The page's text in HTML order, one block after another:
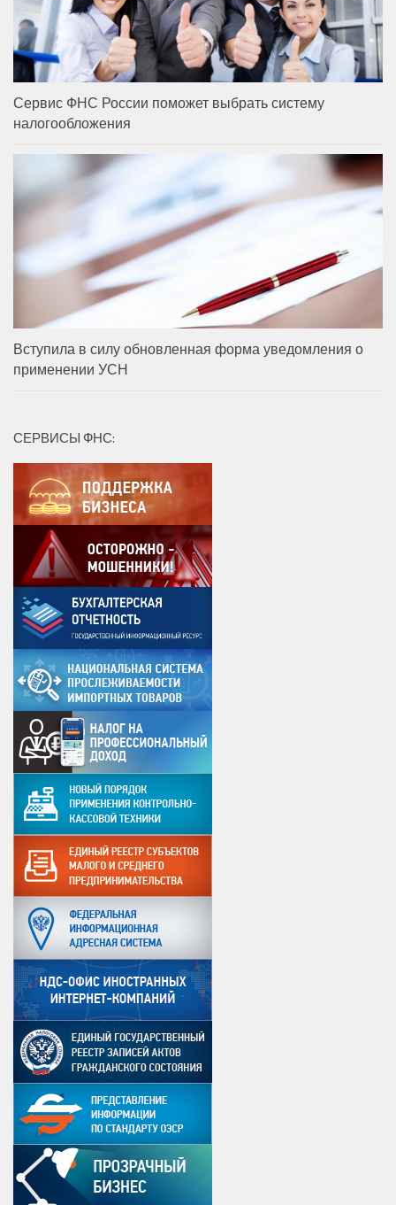
Сервис ФНС России поможет выбрать систему
налогообложения
Вступила в силу обновленная форма уведомления о
применении УСН
СЕРВИСЫ ФНС: